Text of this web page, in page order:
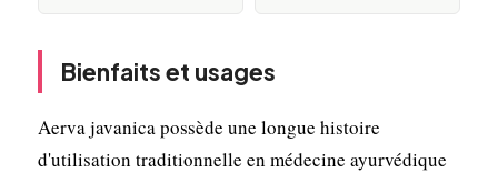
Bienfaits et usages
Aerva javanica possède une longue histoire
d'utilisation traditionnelle en médecine ayurvédique